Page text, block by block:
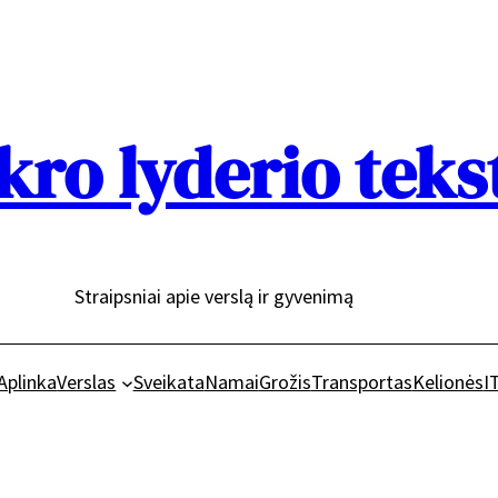
lyderio
Straipsniai apie verslą ir gyvenimą
Verslas SveikataNamaiGrožisTransportasKelionės